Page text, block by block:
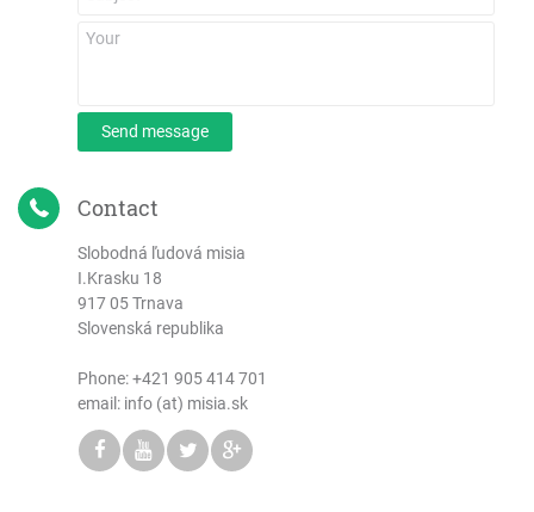
Send message
Contact
Slobodná ľudová misia
I.Krasku 18
917 05 Trnava
Slovenská republika
Phone:+421 905 414 701
email: info (at) misia.sk